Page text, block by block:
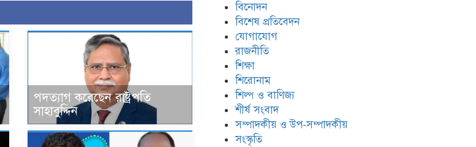
পদত্যাগ করেছেন রাষ্ট্রপতি
সাহাবুদ্দিন
বিনোদন
বিশেষ প্রতিবেদন
যোগাযোগ
রাজনীতি
শিক্ষা
শিরোনাম
শিল্প ও বাণিজ্য
শীর্ষ সংবাদ
সম্পাদকীয় ও উপ-সম্পাদকীয়
সংস্কৃতি